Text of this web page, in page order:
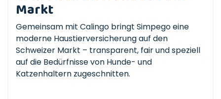
Markt
Gemeinsam mit Calingo bringt Simpego eine
moderne Haustierversicherung auf den
Schweizer Markt – transparent, fair und speziell
auf die Bedürfnisse von Hunde- und
Katzenhaltern zugeschnitten.